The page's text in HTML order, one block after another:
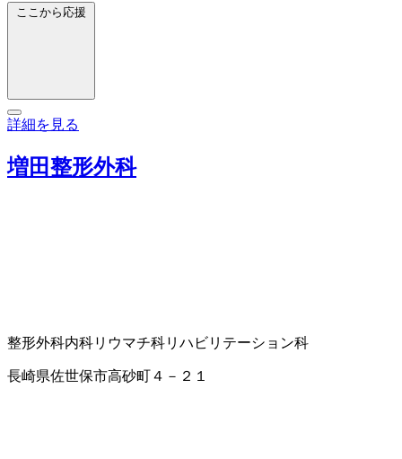
ここから応援
詳細を見る
増田整形外科
整形外科内科リウマチ科リハビリテーション科
長崎県佐世保市高砂町４－２１